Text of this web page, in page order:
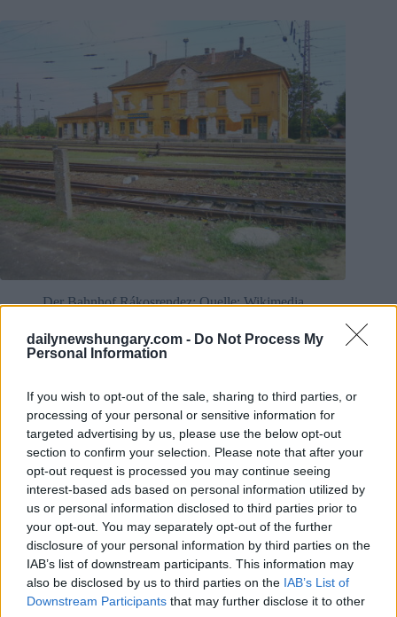
dailynewshungary.com - Do Not Process My
Personal Information
If you wish to opt-out of the sale, sharing to third parties, or
processing of your personal or sensitive information for
targeted advertising by us, please use the below opt-out
section to confirm your selection. Please note that after your
opt-out request is processed you may continue seeing
interest-based ads based on personal information utilized by
us or personal information disclosed to third parties prior to
your opt-out. You may separately opt-out of the further
disclosure of your personal information by third parties on the
IAB’s list of downstream participants. This information may
also be disclosed by us to third parties on the IAB’s List of
Downstream Participants that may further disclose it to other
Der Bahnhof Rákosrendez: Quelle: Wikimedia
Die Rückgewinnung des Gebiets von Rákosrendez- und
seine Umwandlung in eine Parkstadt könnte im Einklang mit
Hauptstadt darstellen. Dieses Projekt würde nicht nur die
wirtschaftliche Stabilität der Hauptstadt stärken, sondern auch
die Lebensqualität verbessern für seine Bewohner.
Das Gerichtsurteil und der Fall Rákosrendez. verdeutlichen
die gravierenden Auswirkungen des Konflikts zwischen der
Hauptstadt und der Regierung auf die Entwicklung
Budapests. Abstrakte Ressourcen und politische
Meinungsverschiedenheiten verzögern die Umsetzung von
Investitionen, während die direkten Interessen der
Bevölkerung oft in den Schatten gestellt werden Die aktuelle
Situation gibt jedoch Hoffnung, dass die Hauptstadt bei ihrer
künftigen Entwicklung mehr Autonomie und
Handlungsspielraum erhält.